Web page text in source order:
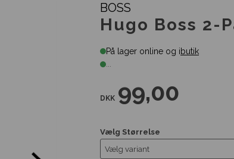
BOSS
Hugo Boss 2-
På lager online og ibutik
...
DKK 99,00
Vælg Størrelse